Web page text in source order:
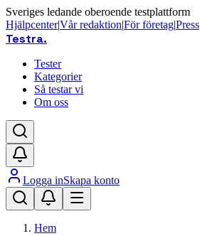
Sveriges ledande oberoende testplattform
Hjälpcenter|Vår redaktion|För företag|Press
Testra.
Tester
Kategorier
Så testar vi
Om oss
Logga inSkapa konto
Hem